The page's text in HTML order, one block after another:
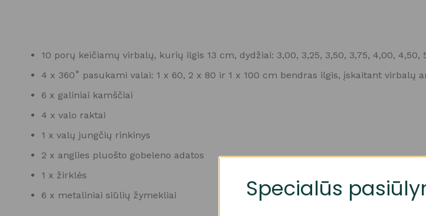
10 porų keičiamų virbalų, kurių ilgis 13 cm, dydžiai: 3,00, 3,25, 3,50, 3,75, 4,00, 4,50,
4 x 360˚ pasukami valai: 1 x 60, 2 x 80 ir 1 x 100 cm bendras ilgis, įskaitant virbalų
6 x galiniai kamščiai
4 x valo raktai
1 x valų jungčių rinkinys
2 x anglies pluošto gobeleno adatos
1 x žirklės
6 x metaliniai siūlių žymekliai
Specialūs